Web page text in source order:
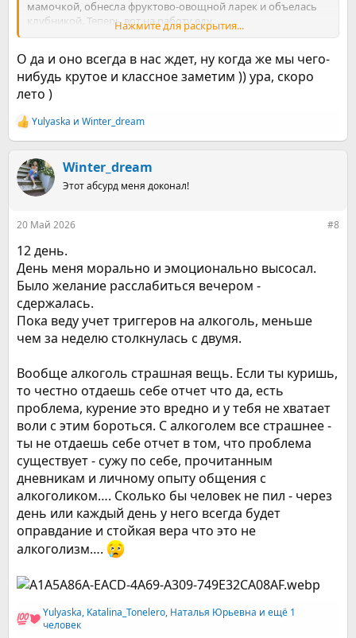
мамочкой, обнесла фруктово-овощной ларек и объелась
клубникой. Теперь вот на работу еду…
Я это все к чему? Счастье, оказывается есть)
Нажмите для раскрытия...
О да и оно всегда в нас ждет, ну когда же мы чего-
нибудь крутое и классное заметим )) ура, скоро
лето )
Р
е
к
ц
и
Yulyaska и Winter_dream
Winter_dream
Этот абсурд меня доконал!
20 Май 2026 #8
12 день.
День меня морально и эмоционально высосал.
Было желание расслабиться вечером -
сдержалась.
Пока веду учет триггеров на алкоголь, меньше
чем за неделю столкнулась с двумя.
Вообще алкоголь страшная вещь. Если ты куришь,
то честно отдаешь себе отчет что да, есть
проблема, курение это вредно и у тебя не хватает
воли с этим бороться. С алкоголем все страшнее -
ты не отдаешь себе отчет в том, что проблема
существует - сужу по себе, прочитанным
дневникам и личному опыту общения с
алкоголиком…. Сколько бы человек не пил - через
день или каждый день у него всегда будет
оправдание и стойкая вера что это не
алкоголизм….
Р
Yulyaska, Katalina_Tonelero, Наталья Юрьевна и ещё 1
человек